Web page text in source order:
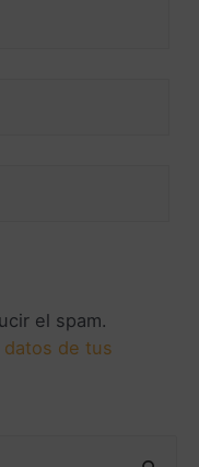
el spam.
de tus